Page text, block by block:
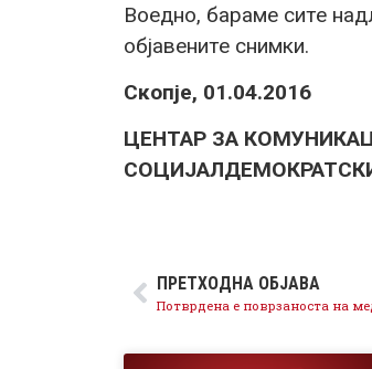
Воедно, бараме сите
објавените снимки.
Скопје, 01.04.2016
ЦЕНТАР ЗА
ПРЕТХОДНА ОБЈАВА